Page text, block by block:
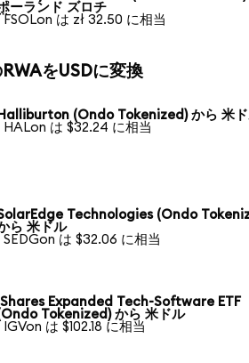
ーランド ズロチ
FSOLon は zł 32.50 に相当
をUSDに変換
Halliburton (Ondo Tokenized) から 米
HALon は $32.24 に相当
Technologies (Ondo
ら 米ドル
SEDGon は $32.06 に相当
Expanded Tech-Software ETF
Tokenized) から 米ドル
IGVon は $102.18 に相当